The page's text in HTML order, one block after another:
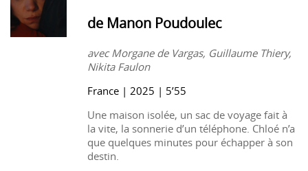
de Manon Poudoulec
avec Morgane de Vargas, Guillaume Thiery,
Nikita Faulon
France | 2025 | 5’55
Une maison isolée, un sac de voyage fait à
la vite, la sonnerie d’un téléphone. Chloé n’a
que quelques minutes pour échapper à son
destin.